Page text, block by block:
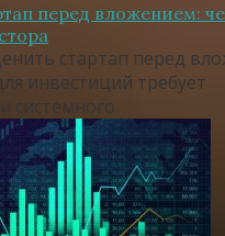
перед вложением:
стартап перед
инвестиций требует
системного